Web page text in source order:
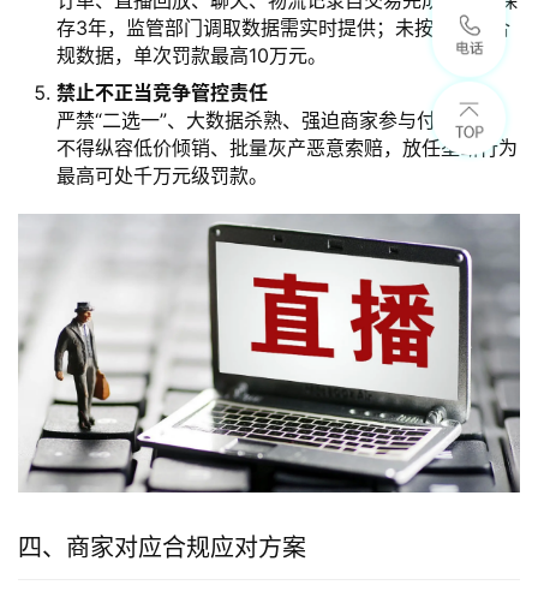
存3年，监管部门调取数据需实时提供；未按期报送合
规数据，单次罚款最高10万元。
禁止不正当竞争管控责任
严禁“二选一”、大数据杀熟、强迫商家参与付费推广；
不得纵容低价倾销、批量灰产恶意索赔，放任垄断行为
最高可处千万元级罚款。
四、商家对应合规应对方案